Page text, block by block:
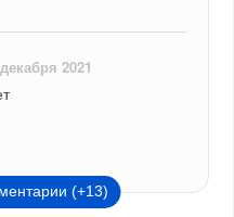
2021
(+13)